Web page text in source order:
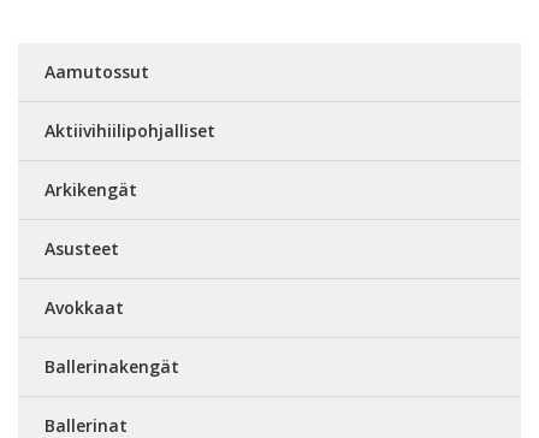
Aamutossut
Aktiivihiilipohjalliset
Arkikengät
Asusteet
Avokkaat
Ballerinakengät
Ballerinat